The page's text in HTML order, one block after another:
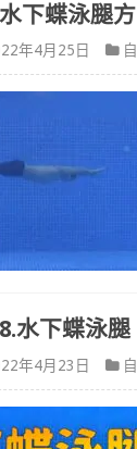
下蝶泳腿
年4月25日
水下蝶泳
年4月23日